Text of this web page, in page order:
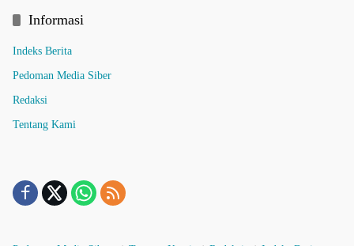
Informasi
Indeks Berita
Pedoman Media Siber
Redaksi
Tentang Kami